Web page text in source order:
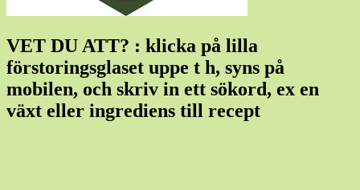
VET DU ATT? : klicka på lilla
förstoringsglaset uppe t h, syns på
mobilen, och skriv in ett sökord, ex en
växt eller ingrediens till recept